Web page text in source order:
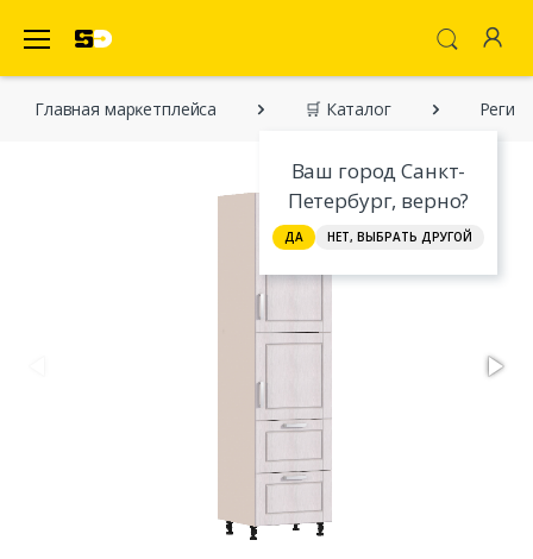
Ваш город Санкт-
Петербург, верно?
ДА НЕТ, ВЫБРАТЬ ДРУГОЙ
Главная марĸетплейса 🛒 Каталог